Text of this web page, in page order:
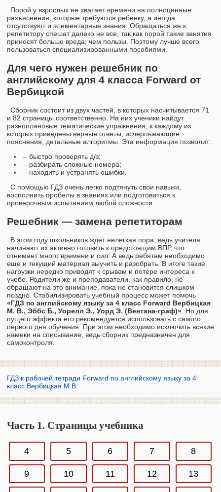
Порой у взрослых не хватает времени на полноценные
разъяснения, которые требуются ребенку, а иногда
отсутствуют и элементарные знания. Обращаться же к
репетитору спешат далеко не все, так как порой такие занятия
приносят больше вреда, чем пользы. Поэтому лучше всего
пользоваться специализированными пособиями.
Для чего нужен решебник по
английскому для 4 класса Forward от
Вербицкой
Сборник состоит из двух частей, в которых насчитывается 71
и 82 страницы соответственно. На них ученики найдут
разноплановые тематические упражнения, к каждому из
которых приведены верные ответы, исчерпывающие
пояснения, детальные алгоритмы. Эта информация позволит:
– быстро проверять д/з;
– разбирать сложные номера;
– находить и устранять ошибки.
С помощью ГДЗ очень легко подтянуть свои навыки,
восполнить пробелы в знаниях или подготовиться к
проверочным испытаниям любой сложности.
Решебник — замена репетиторам
В этом году школьников ждет нелегкая пора, ведь учителя
начинают их активно готовить к предстоящим ВПР, что
отнимает много времени и сил. А ведь ребятам необходимо
еще и текущий материал выучить и разобрать. В итоге такие
нагрузки нередко приводят к срывам и потере интереса к
учебе. Родители же и преподаватели, как правило, не
обращают на это внимание, пока не становится слишком
поздно. Стабилизировать учебный процесс может помочь
«ГДЗ по английскому языку за 4 класс Forward Вербицкая
М. В., Эббс Б., Уорелл Э., Уорд Э. (Вентана-граф)» . Но для
пущего эффекта его рекомендуется использовать с самого
первого дня обучения. При этом необходимо исключить всякие
намеки на списывание, ведь сборник предназначен для
самоконтроля.
ГДЗ к рабочей тетради Forward по английскому языку за 4
класс Вербицкая М.В.
Часть 1. Страницы учебника
4 5 6 7 8
9 10 11 12 13